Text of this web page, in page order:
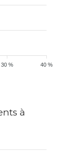
40 %
30 %
à